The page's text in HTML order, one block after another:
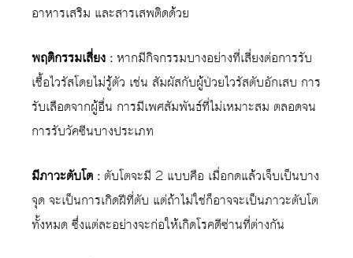
อาหารเสริม และสารเสพติดด้วย
พฤติกรรมเสี่ยง :หากมีกิจกรรมบางอย่างที่เสี่ยงต่อการรับ
เชื้อไวรัสโดยไม่รู้ตัว เช่น สัมผัสกับผู้ป่วยไวรัสตับอักเสบ การ
รับเลือดจากผู้อื่น การมีเพศสัมพันธ์ที่ไม่เหมาะสม ตลอดจน
การรับวัคซีนบางประเภท
มีภาวะตับโต : ตับโตจะมี 2 แบบคือ เมื่อกดแล้วเจ็บเป็นบาง
จุด จะเป็นการเกิดฝีที่ตับ แต่ถ้าไม่ใช่ก็อาจจะเป็นภาวะตับโต
ทั้งหมด ซึ่งแต่ละอย่างจะก่อให้เกิดโรคดีซ่านที่ต่างกัน